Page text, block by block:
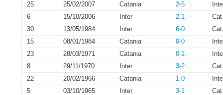
25
25/02/2007 Catania 2-5
6
15/10/2006 Inter 2-1
30
13/05/1984 Inter 6-0
15
08/01/1984 Catania 0-0
23
28/03/1971 Catania 0-1
8
29/11/1970 Inter 3-2
22
20/02/1966 Catania 1-0
5
03/10/1965 Inter 3-1